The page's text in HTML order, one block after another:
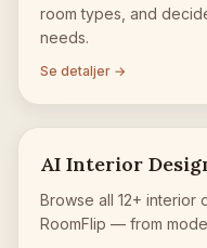
room types, and
needs.
Se detaljer →
AI Interior
Browse all 12+ interior
RoomFlip — from